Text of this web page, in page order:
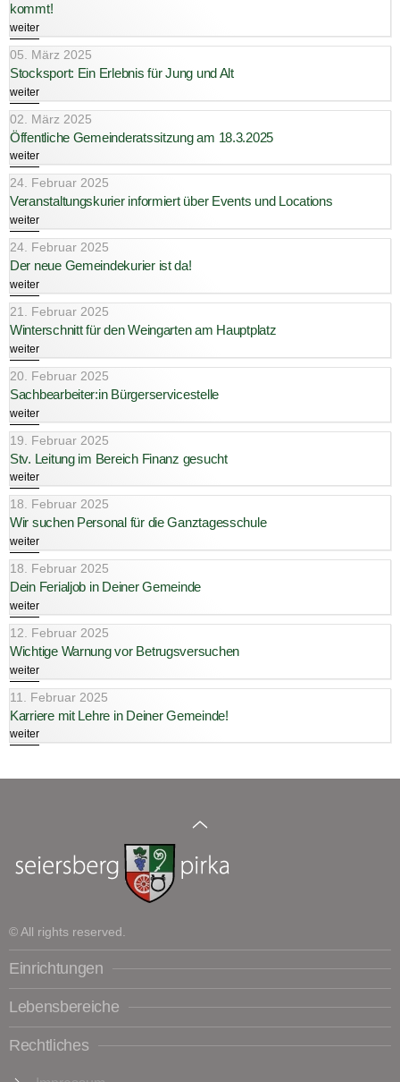
kommt!
weiter
05. März 2025
Stocksport: Ein Erlebnis für Jung und Alt
weiter
02. März 2025
Öffentliche Gemeinderatssitzung am 18.3.2025
weiter
24. Februar 2025
Veranstaltungskurier informiert über Events und Locations
weiter
24. Februar 2025
Der neue Gemeindekurier ist da!
weiter
21. Februar 2025
Winterschnitt für den Weingarten am Hauptplatz
weiter
20. Februar 2025
Sachbearbeiter:in Bürgerservicestelle
weiter
19. Februar 2025
Stv. Leitung im Bereich Finanz gesucht
weiter
18. Februar 2025
Wir suchen Personal für die Ganztagesschule
weiter
18. Februar 2025
Dein Ferialjob in Deiner Gemeinde
weiter
12. Februar 2025
Wichtige Warnung vor Betrugsversuchen
weiter
11. Februar 2025
Karriere mit Lehre in Deiner Gemeinde!
weiter
© All rights reserved.
Einrichtungen
Lebensbereiche
Rechtliches